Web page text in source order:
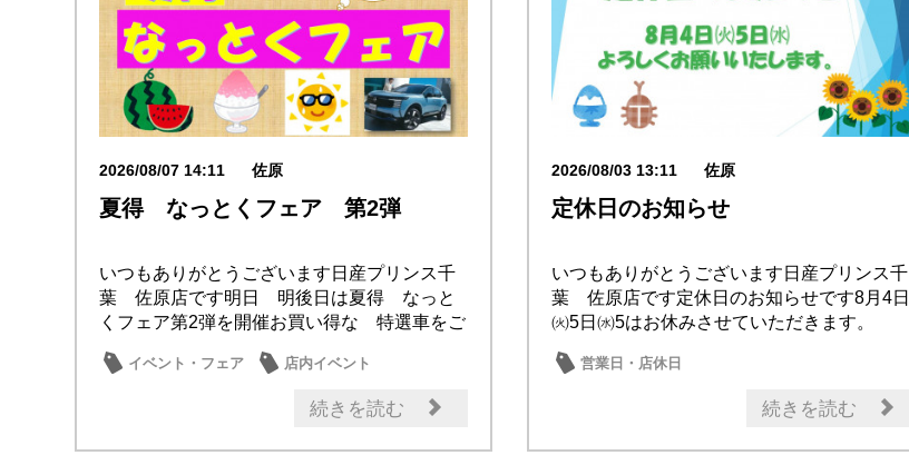
2026/08/07 14:11 佐原
夏得 なっとくフェア 第2弾
いつもありがとうございます日産プリンス千
葉 佐原店です明日 明後日は夏得 なっと
くフェア第2弾を開催お買い得な 特選車をご
イベント・フェア 店内イベント
続きを読む
2026/08/03 13:11 佐原
定休日のお知らせ
いつもありがとうございます日産プリンス千
葉 佐原店です定休日のお知らせです8月4日
㈫5日㈬5はお休みさせていただきます。
営業日・店休日
続きを読む